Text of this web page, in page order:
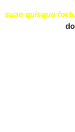
suae quisque